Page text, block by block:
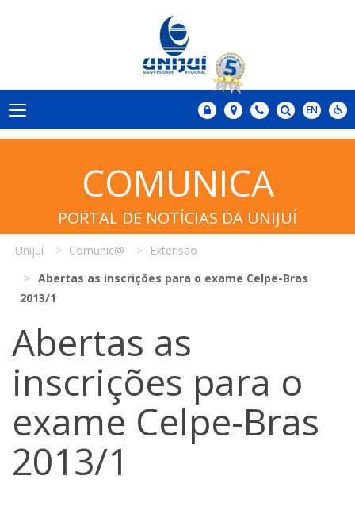
COMUNICA
PORTAL DE NOTÍCIAS DA UNIJUÍ
Unijuí Comunic@
Extensão
Abertas as inscrições para o exame Celpe-Bras
2013/1
Abertas as
inscrições para o
exame Celpe-Bras
2013/1